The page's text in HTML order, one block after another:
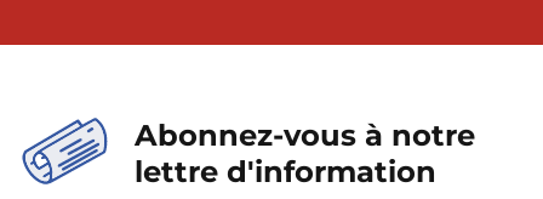
Abonnez-vous à notre
lettre d'information